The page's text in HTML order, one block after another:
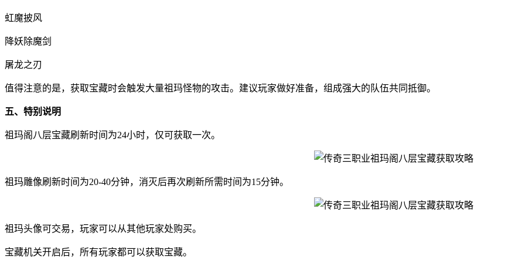
虹魔披风
降妖除魔剑
屠龙之刃
值得注意的是，获取宝藏时会触发大量祖玛怪物的攻击。建议玩家做好准备，组成强大的队伍共同抵御。
五、特别说明
祖玛阁八层宝藏刷新时间为24小时，仅可获取一次。
祖玛雕像刷新时间为20-40分钟，消灭后再次刷新所需时间为15分钟。
祖玛头像可交易，玩家可以从其他玩家处购买。
宝藏机关开启后，所有玩家都可以获取宝藏。